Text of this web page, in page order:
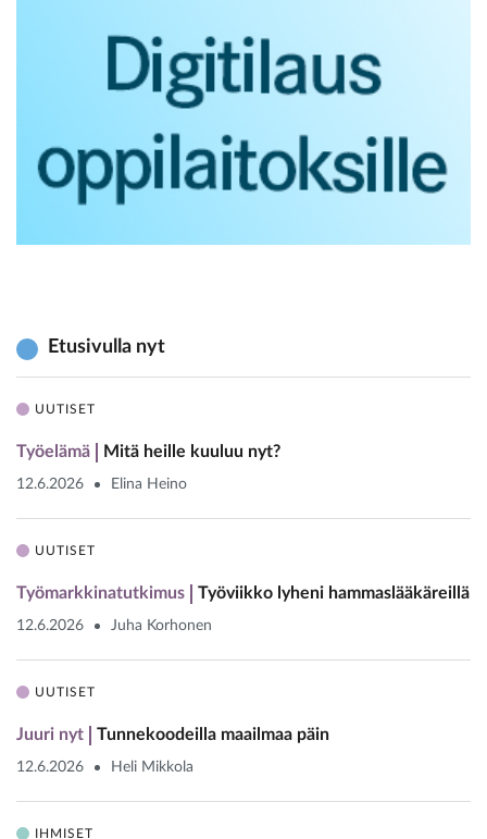
Etusivulla nyt
UUTISET
Työelämä Mitä heille kuuluu nyt?
12.6.2026 Elina Heino
UUTISET
Työmarkkinatutkimus Työviikko lyheni hammaslääkäreillä
12.6.2026 Juha Korhonen
UUTISET
Juuri nyt Tunnekoodeilla maailmaa päin
12.6.2026 Heli Mikkola
IHMISET